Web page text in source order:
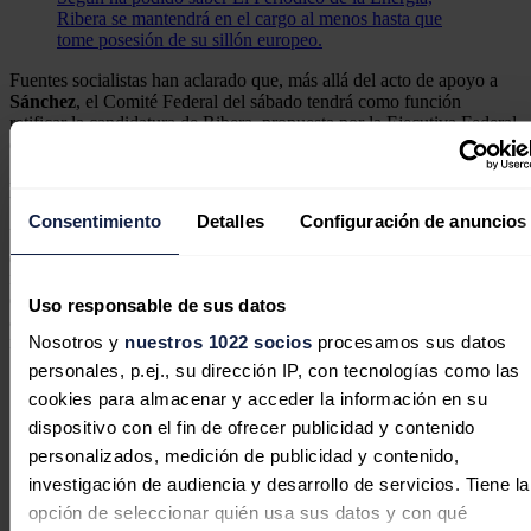
Consentimiento Detalles Configuración de anuncios
Uso responsable de sus datos
Nosotros y nuestros 1022 sociosprocesamos sus datos
personales, p.ej., su dirección IP, con tecnologías como las
cookies para almacenar y acceder la información en su
dispositivo con el fin de ofrecer publicidad y contenido
personalizados, medición de publicidad y contenido,
investigación de audiencia y desarrollo de servicios. Tiene la
opción de seleccionar quién usa sus datos y con qué
Ribera se mantendrá en el cargo al menos hasta que
tome posesión de su sillón europeo.
Fuentes socialistas han aclarado que, más allá del acto de apoyo a
Sánchez, el Comité Federal del sábado tendrá como función
ratificar la candidatura de Ribera, propuesta por la Ejecutiva Federal
El equipo de Ribera
Y el resto de la lista electoral del PSOE para las europeas se
aprobará en la reunión de la Comisión Federal de Listas, que ha sido
dé a conocer si sigue o no como presidente del Gobierno,
aplazar su agenda pública y tomarse unos días de reflexión
motivados por la denuncia contra su esposa, Begoña Gómez.
Adiós a Teresa Ribera, ¿quién la sustituye?
Varios nombres han salido a la palestra en los
mentideros políticos y del sector para sustituir a la
actual vicepresidenta tercera.